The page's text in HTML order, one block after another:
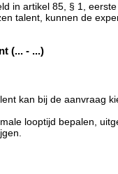
in artikel 85, § 1,
talent, kunnen de
(... - ...)
kan bij de aanvraag
looptijd bepalen,